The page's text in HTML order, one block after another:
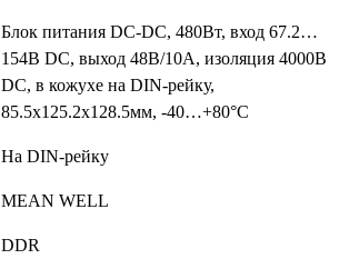
Блок питания DC-DC, 480Вт, вход 67.2…
154В DC, выход 48В/10А, изоляция 4000В
DC, в кожухе на DIN-рейку,
85.5х125.2х128.5мм, -40…+80°С
На DIN-рейку
MEAN WELL
DDR